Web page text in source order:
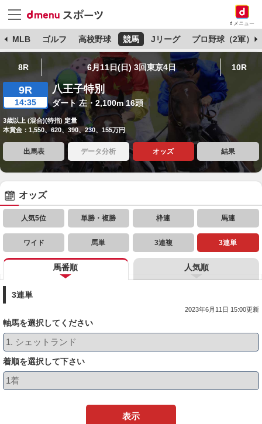
dメニュー
MLB ゴルフ 高校野球 競馬 Jリーグ プロ野球（2軍）
8R 6月11日(日) 3回東京4日 10R
9R
14:35
八王子特別
ダート 左・2,100m 16頭
3歳以上 (混合)(特指) 定量
本賞金：1,550、620、390、230、155万円
出馬表 データ分析 オッズ 結果
オッズ
人気5位 単勝・複勝 枠連 馬連
ワイド 馬単 3連複 3連単
馬番順 人気順
3連単
2023年6月11日 15:00更新
軸馬を選択してください
着順を選択して下さい
表示